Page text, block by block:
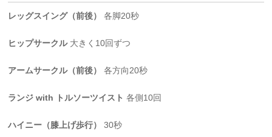
レッグスイング（前後） 各脚20秒
ヒップサークル大きく10回ずつ
アームサークル（前後） 各方向20秒
ランジ with トルソーツイスト 各側10回
ハイニー（膝上げ歩行） 30秒